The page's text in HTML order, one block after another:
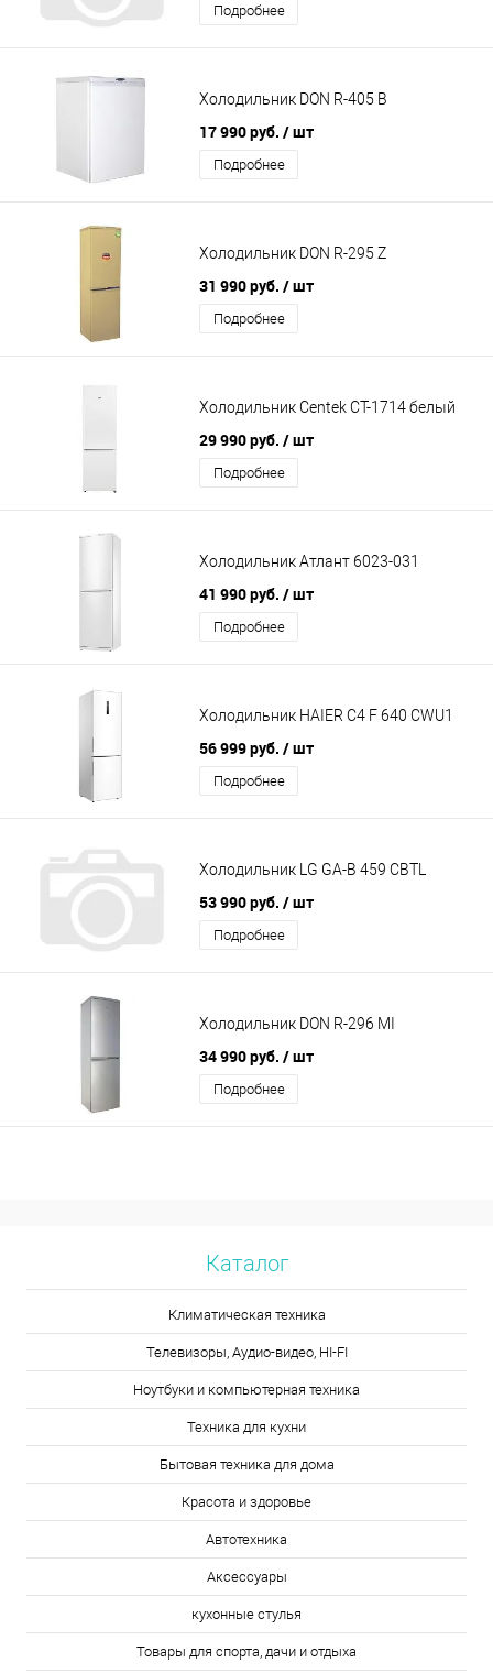
Подробнее
Холодильник DON R-405 B
17 990 руб. / шт
Подробнее
Холодильник DON R-295 Z
31 990 руб. / шт
Подробнее
Холодильник Centek CT-1714 белый
29 990 руб. / шт
Подробнее
Холодильник Атлант 6023-031
41 990 руб. / шт
Подробнее
Холодильник HAIER C4 F 640 CWU1
56 999 руб. / шт
Подробнее
Холодильник LG GA-B 459 CBTL
53 990 руб. / шт
Подробнее
Холодильник DON R-296 MI
34 990 руб. / шт
Подробнее
Каталог
Климатическая техника
Телевизоры, Аудио-видео, HI-FI
Ноутбуки и компьютерная техника
Техника для кухни
Бытовая техника для дома
Красота и здоровье
Автотехника
Аксессуары
кухонные стулья
Товары для спорта, дачи и отдыха